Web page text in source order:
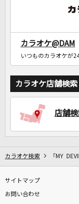
カラオケ@DAM
いつものカラオケが
カラオケ店舗検索
店舗
カラオケ検索 「MY
サイトマップ
お問い合わせ